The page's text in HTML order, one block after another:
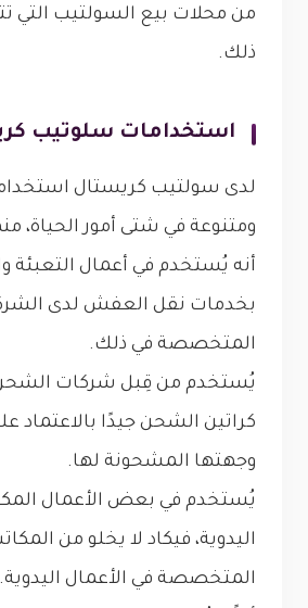
من محلات بيع السولتيب
ذلك.
استخدامات سلوتيب
لدى سولتيب كريستال
ومتنوعة في شتى أمور الحياة،
أنه يُستخدم في أعمال التعبئة
بخدمات نقل العفش لدى
المتخصصة في ذلك.
يُستخدم من قِبل شركات
كراتين الشحن جيدًا بالاعتماد
وجهتها المشحونة لها.
يُستخدم في بعض الأعمال
اليدوية، فيكاد لا يخلو من
المتخصصة في الأعمال اليدوية.